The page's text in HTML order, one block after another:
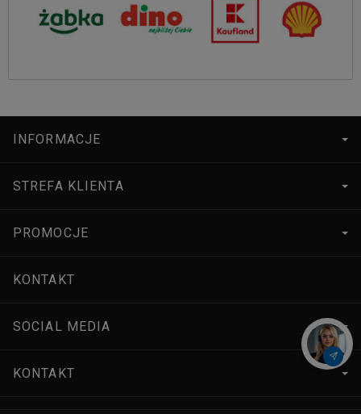
INFORMACJE
STREFA KLIENTA
PROMOCJE
KONTAKT
SOCIAL MEDIA
KONTAKT